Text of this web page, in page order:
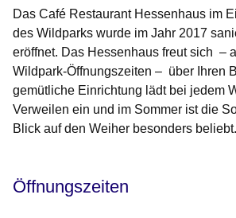
Das Café Restaurant Hessenhaus im
des Wildparks wurde im Jahr 2017
eröffnet. Das Hessenhaus freut sich –
Wildpark-Öffnungszeiten – über Ihren
gemütliche Einrichtung lädt bei jedem
Verweilen ein und im Sommer ist die
Blick auf den Weiher besonders beliebt.
Öffnungszeiten